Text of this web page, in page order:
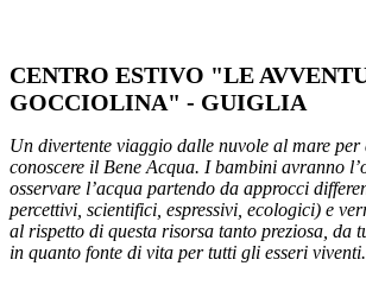
CENTRO ESTIVO "LE
GOCCIOLINA" - GUIGLIA
Un divertente viaggio dalle nuvole al mare per
conoscere il Bene Acqua. I bambini avranno
osservare l’acqua partendo da approcci
percettivi, scientifici, espressivi, ecologici) e
al rispetto di questa risorsa tanto preziosa, da
in quanto fonte di vita per tutti gli esseri viventi.